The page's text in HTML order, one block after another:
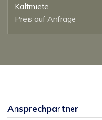
Kaltmiete
Preis auf Anfrage
Ansprechpartner